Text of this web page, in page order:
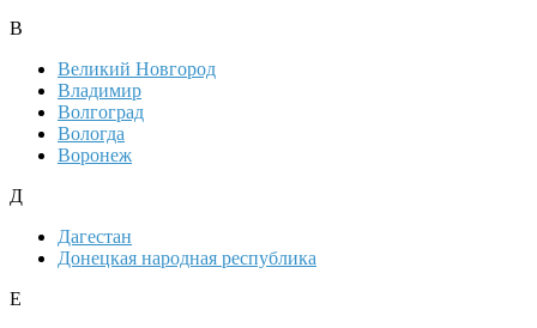
В
Великий Новгород
Владимир
Волгоград
Вологда
Воронеж
Д
Дагестан
Донецкая народная республика
Е